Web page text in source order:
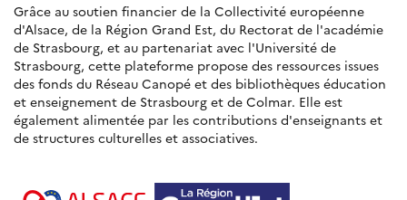
Grâce au soutien financier de la Collectivité européenne
d'Alsace, de la Région Grand Est, du Rectorat de l'académie
de Strasbourg, et au partenariat avec l'Université de
Strasbourg, cette plateforme propose des ressources issues
des fonds du Réseau Canopé et des bibliothèques éducation
et enseignement de Strasbourg et de Colmar. Elle est
également alimentée par les contributions d'enseignants et
de structures culturelles et associatives.